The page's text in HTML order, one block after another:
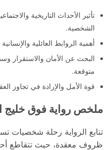
تأثير الأحداث التاريخية
الشخصية.
أهمية الروابط العائلية
البحث عن الأمان والاستقرار
متوقعة.
قوة الأمل والإرادة في تجاوز
ملخص رواية فوق خليج
تتابع الرواية رحلة شخصيات
ظروف معقدة، حيث تتقاطع